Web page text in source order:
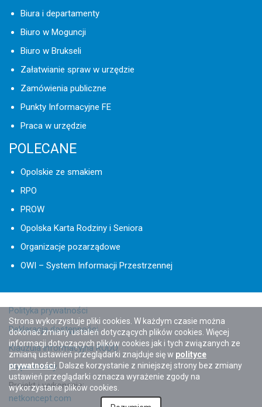
Biura i departamenty
Biuro w Moguncji
Biuro w Brukseli
Załatwianie spraw w urzędzie
Zamówienia publiczne
Punkty Informacyjne FE
Praca w urzędzie
POLECANE
Opolskie ze smakiem
RPO
PROW
Opolska Karta Rodziny i Seniora
Organizacje pozarządowe
OWI – System Informacji Przestrzennej
Polityka prywatności
Deklaracja dostępności
Klauzula informacyjna RODO
Mapa strony
Projekt i wykonanie:
netkoncept.com
Strona wykorzystuje pliki cookies. W każdym czasie można
dokonać zmiany ustaleń dotyczących plików cookies. Więcej
informacji dotyczących plików cookies jak i tych związanych ze
zmianą ustawień przeglądarki znajduje się w polityce
prywatności. Dalsze korzystanie z niniejszej strony bez zmiany
ustawień przeglądarki oznacza wyrażenie zgody na
wykorzystanie plików cookies.